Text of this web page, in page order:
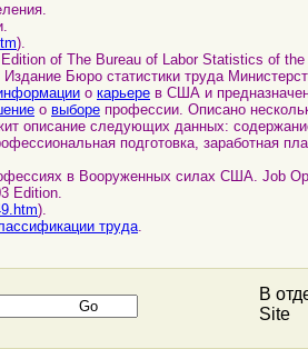
).
of The Bureau of Labor Statistics of
Бюро статистики труда
о карьере в США и
о выборе профессии. Описано
описание следующих данных:
подготовка, заработная
в Вооруженных силах США. Job
Edition.
).
труда.
В
Site